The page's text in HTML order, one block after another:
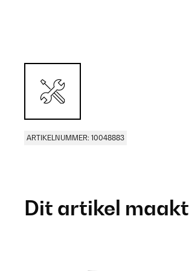
ARTIKELNUMMER: 10048883
Dit artikel